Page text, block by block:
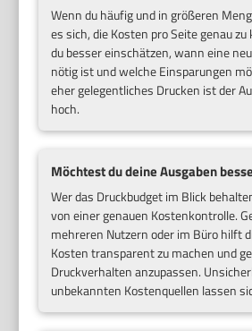
Wenn du häufig und in größeren
es sich, die Kosten pro Seite genau
du besser einschätzen, wann eine
nötig ist und welche Einsparungen
eher gelegentliches Drucken ist der
hoch.
Möchtest du deine Ausgaben
Wer das Druckbudget im Blick
von einer genauen Kostenkontrolle.
mehreren Nutzern oder im Büro hilft
Kosten transparent zu machen und
Druckverhalten anzupassen.
unbekannten Kostenquellen lassen